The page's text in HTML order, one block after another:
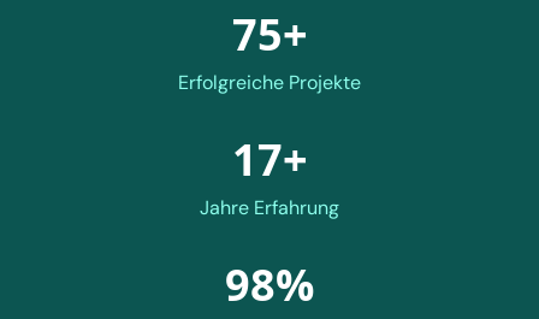
75+
Erfolgreiche Projekte
17+
Jahre Erfahrung
98%